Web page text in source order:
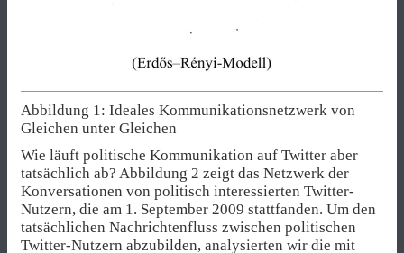
Abbildung 1: Ideales Kommunikationsnetzwerk von
Gleichen unter Gleichen
Wie läuft politische Kommunikation auf Twitter aber
tatsächlich ab? Abbildung 2 zeigt das Netzwerk der
Konversationen von politisch interessierten Twitter-
Nutzern, die am 1. September 2009 stattfanden. Um den
tatsächlichen Nachrichtenfluss zwischen politischen
Twitter-Nutzern abzubilden, analysierten wir die mit